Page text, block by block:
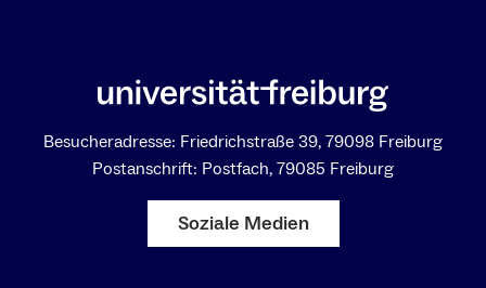
Besucheradresse: Friedrichstraße 39, 79098 Freiburg
Postanschrift: Postfach, 79085 Freiburg
Soziale Medien